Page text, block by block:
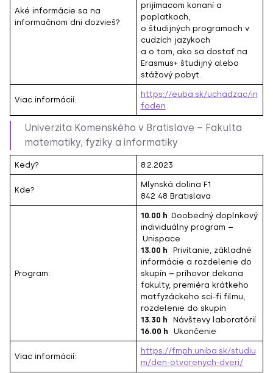
Aké informácie sa na
informačnom dni dozvieš?
prijímacom konaní a
poplatkoch,
o študijných programoch v
cudzích jazykoch
a o tom, ako sa dostať na
Erasmus+ študijný alebo
stážový pobyt.
Viac informácií:
https://euba.sk/uchadzac/in
foden
Univerzita Komenského v Bratislave – Fakulta
matematiky, fyziky a informatiky
Kedy? 8.2.2023
Kde?
Mlynská dolina F1
842 48 Bratislava
Program:
10.00 h Doobedný doplnkový
individuálny program –
Unispace
13.00 h Privítanie, základné
informácie a rozdelenie do
skupín – príhovor dekana
fakulty, premiéra krátkeho
matfyzáckeho sci-fi filmu,
rozdelenie do skupín
13.30 h Návštevy laboratórií
16.00 h Ukončenie
Viac informácií:
https://fmph.uniba.sk/studiu
m/den-otvorenych-dveri/